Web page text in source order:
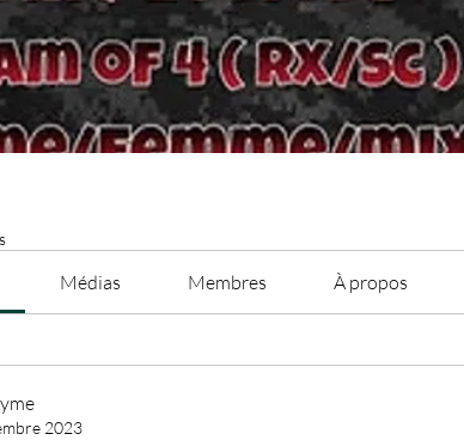
Médias Membres À propos
2023